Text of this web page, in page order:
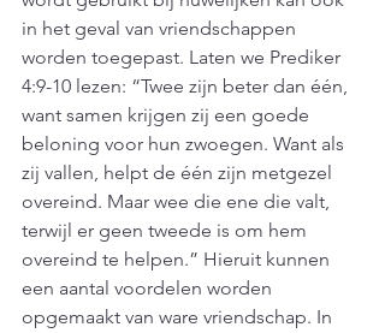
in het geval van vriendschappen
worden toegepast. Laten we Prediker
4:9-10 lezen: “Twee zijn beter dan één,
want samen krijgen zij een goede
beloning voor hun zwoegen. Want als
zij vallen, helpt de één zijn metgezel
overeind. Maar wee die ene die valt,
terwijl er geen tweede is om hem
overeind te helpen.” Hieruit kunnen
een aantal voordelen worden
opgemaakt van ware vriendschap. In